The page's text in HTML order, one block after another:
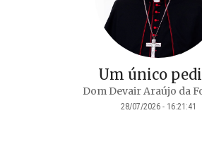
Um único
Dom Devair Araújo da
28/07/2026 - 16:21:41